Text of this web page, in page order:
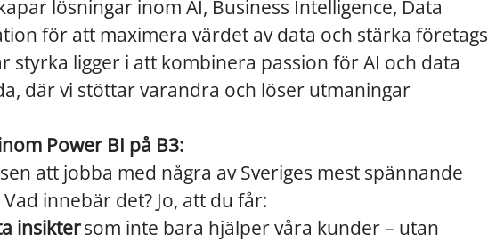
lösningar inom AI, Business Intelligence, Data
för att maximera värdet av data och stärka företags
styrka ligger i att kombinera passion för AI och data
där vi stöttar varandra och löser utmaningar
Power BI på B3:
att jobba med några av Sveriges mest spännande
innebär det? Jo, att du får:
insiktersom inte bara hjälper våra kunder – utan